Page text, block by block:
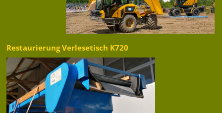
Restaurierung Verlesetisch K720